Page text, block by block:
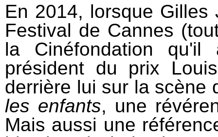
En 2014, lorsque
Festival de Cannes
la Cinéfondation
président du prix
derrière lui sur la
les enfants, une
Mais aussi une